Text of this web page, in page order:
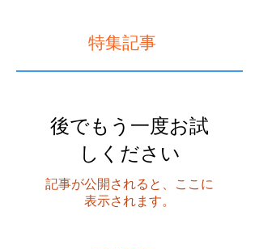
特集記事
後でもう一度お試
しください
記事が公開されると、ここに
表示されます。